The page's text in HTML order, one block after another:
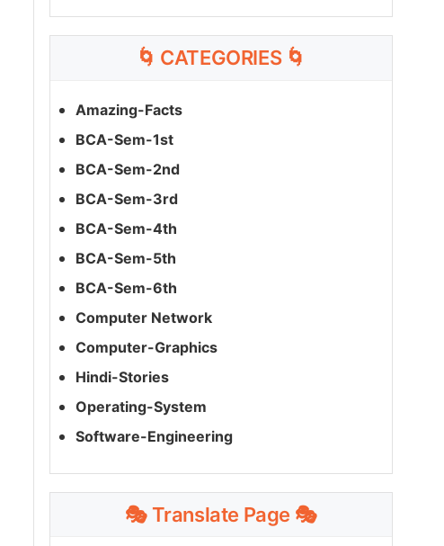
🌀 CATEGORIES 🌀
Amazing-Facts
BCA-Sem-1st
BCA-Sem-2nd
BCA-Sem-3rd
BCA-Sem-4th
BCA-Sem-5th
BCA-Sem-6th
Computer Network
Computer-Graphics
Hindi-Stories
Operating-System
Software-Engineering
🎭 Translate Page 🎭